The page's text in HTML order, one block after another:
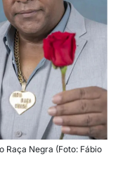
Raça Negra (Foto: Fábio